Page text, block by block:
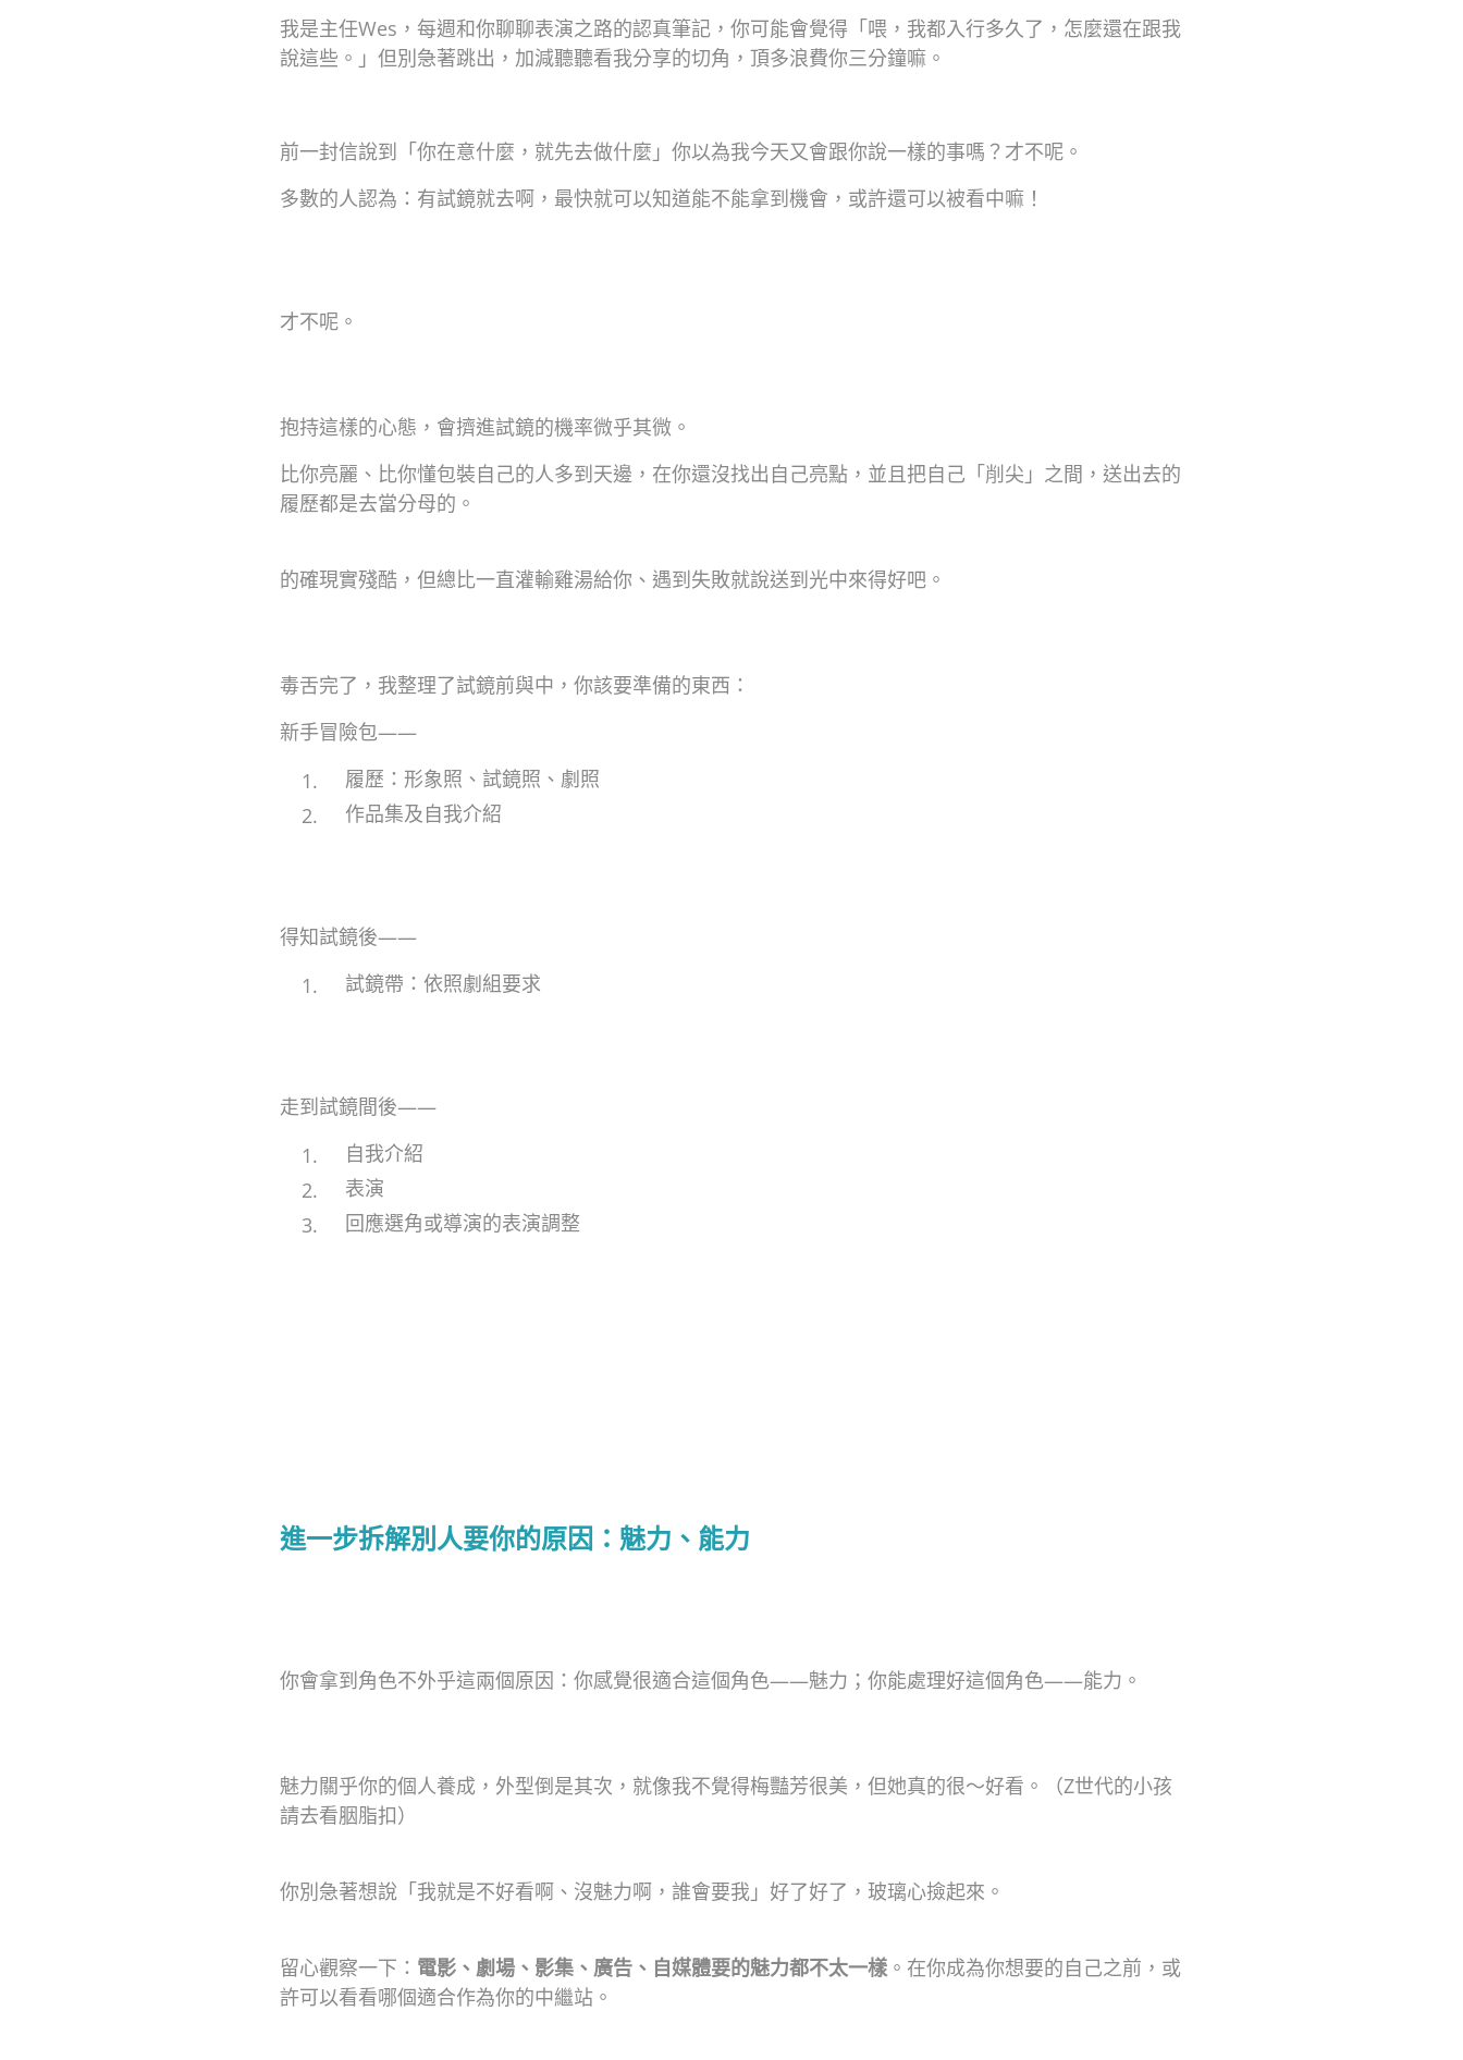
我是主任Wes，每週和你聊聊表演之路的認真筆記，你可能會覺得「喂，我都入行多久了，怎麼還在跟我
說這些。」但別急著跳出，加減聽聽看我分享的切角，頂多浪費你三分鐘嘛。
前一封信說到「你在意什麼，就先去做什麼」你以為我今天又會跟你說一樣的事嗎？才不呢。
多數的人認為：有試鏡就去啊，最快就可以知道能不能拿到機會，或許還可以被看中嘛！
才不呢。
抱持這樣的心態，會擠進試鏡的機率微乎其微。
比你亮麗、比你懂包裝自己的人多到天邊，在你還沒找出自己亮點，並且把自己「削尖」之間，送出去的
履歷都是去當分母的。
的確現實殘酷，但總比一直灌輸雞湯給你、遇到失敗就說送到光中來得好吧。
毒舌完了，我整理了試鏡前與中，你該要準備的東西：
新手冒險包——
履歷：形象照、試鏡照、劇照
作品集及自我介紹
得知試鏡後——
試鏡帶：依照劇組要求
走到試鏡間後——
自我介紹
表演
回應選角或導演的表演調整
進一步拆解別人要你的原因：魅力、能力
你會拿到角色不外乎這兩個原因：你感覺很適合這個角色——魅力；你能處理好這個角色——能力。
魅力關乎你的個人養成，外型倒是其次，就像我不覺得梅豔芳很美，但她真的很～好看。（Z世代的小孩
請去看胭脂扣）
你別急著想說「我就是不好看啊、沒魅力啊，誰會要我」好了好了，玻璃心撿起來。
留心觀察一下： 電影、劇場、影集、廣告、自媒體要的魅力都不太一樣 。在你成為你想要的自己之前，或
許可以看看哪個適合作為你的中繼站。